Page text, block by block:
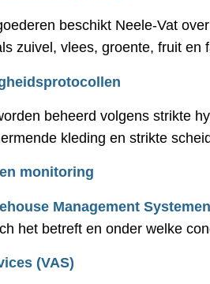
beschikt Neele-Vat
zuivel, vlees, groente, fruit en
beheerd volgens strikte
kleding en strikte
monitoring
Management
het betreft en onder welke
(VAS)